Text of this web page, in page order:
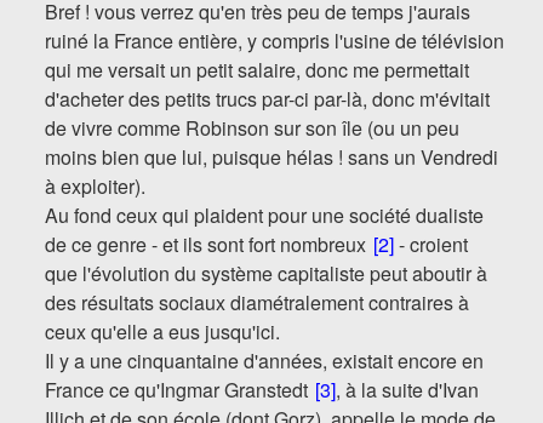
Bref ! vous verrez qu'en très peu de temps j'aurais
ruiné la France entière, y compris l'usine de télévision
qui me versait un petit salaire, donc me permettait
d'acheter des petits trucs par-ci par-là, donc m'évitait
de vivre comme Robinson sur son île (ou un peu
moins bien que lui, puisque hélas ! sans un Vendredi
à exploiter).
Au fond ceux qui plaident pour une société dualiste
de ce genre - et ils sont fort nombreux [2]- croient
que l'évolution du système capitaliste peut aboutir à
des résultats sociaux diamétralement contraires à
ceux qu'elle a eus jusqu'ici.
Il y a une cinquantaine d'années, existait encore en
France ce qu'Ingmar Granstedt [3], à la suite d'Ivan